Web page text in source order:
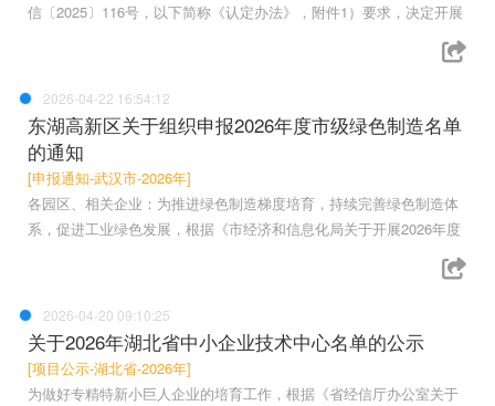
信〔2025〕116号，以下简称《认定办法》，附件1）要求，决定开展
2026-04-22 16:54:12
东湖高新区关于组织申报2026年度市级绿色制造名单
的通知
[申报通知-武汉市-2026年]
各园区、相关企业：为推进绿色制造梯度培育，持续完善绿色制造体
系，促进工业绿色发展，根据《市经济和信息化局关于开展2026年度
2026-04-20 09:10:25
关于2026年湖北省中小企业技术中心名单的公示
[项目公示-湖北省-2026年]
为做好专精特新小巨人企业的培育工作，根据《省经信厅办公室关于